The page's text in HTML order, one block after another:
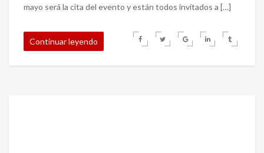
mayo será la cita del evento y están todos invitados a […]
Continuar leyendo